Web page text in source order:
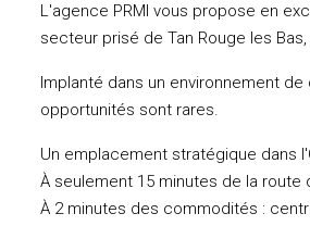
L'agence PRMI vous propose en
secteur prisé de Tan Rouge les
Implanté dans un environnement
opportunités sont rares.
Un emplacement stratégique dans
À seulement 15 minutes de la route
À 2 minutes des commodités :